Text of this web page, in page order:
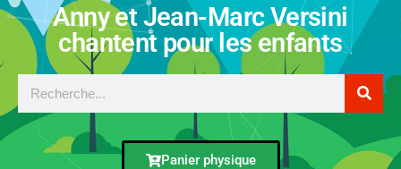
Anny et Jean-Marc Versini
chantent pour les enfants
Panier physique